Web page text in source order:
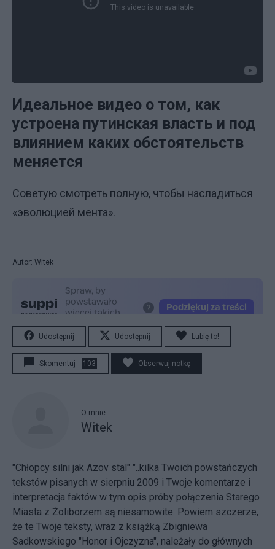
Идеальное видео о том, как
устроена путинская власть и под
влиянием каких обстоятельств
меняется
Советую смотреть полную, чтобы насладиться
«эволюцией мента».
Autor: Witek
Udostępnij Udostępnij Lubię to!
Skomentuj 103 Obserwuj notkę
O mnie
Witek
"Chłopcy silni jak Azov stal" "..kilka Twoich powstańczych
tekstów pisanych w sierpniu 2009 i Twoje komentarze i
interpretacja faktów w tym opis próby połączenia Starego
Miasta z Żoliborzem są niesamowite. Powiem szczerze,
że te Twoje teksty, wraz z książką Zbigniewa
Sadkowskiego "Honor i Ojczyzna", należały do głównych